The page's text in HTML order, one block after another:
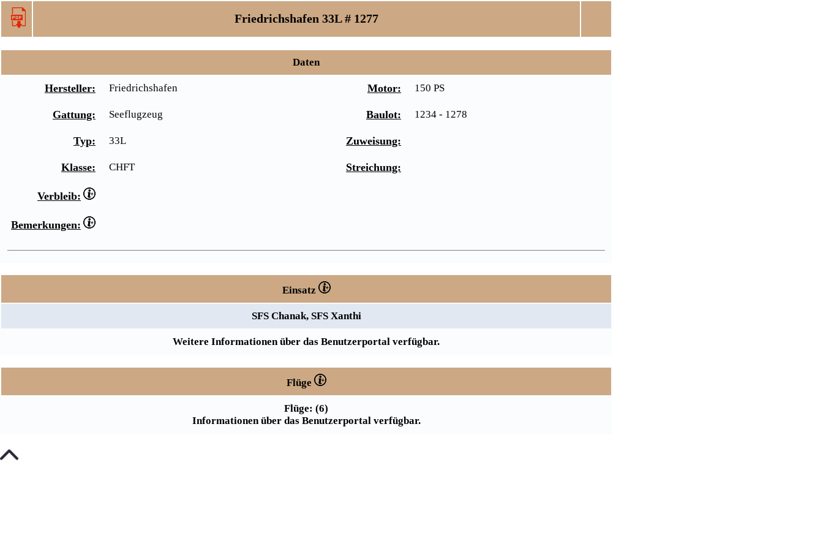
Friedrichshafen 33L # 1277
Daten
Hersteller: Friedrichshafen Motor: 150 PS
Gattung: Seeflugzeug Baulot: 1234 - 1278
Typ: 33L Zuweisung:
Klasse: CHFT Streichung:
Verbleib:
Bemerkungen:
Einsatz
SFS Chanak, SFS Xanthi
Weitere Informationen über das Benutzerportal verfügbar.
Flüge
Flüge: (6)
Informationen über das Benutzerportal verfügbar.